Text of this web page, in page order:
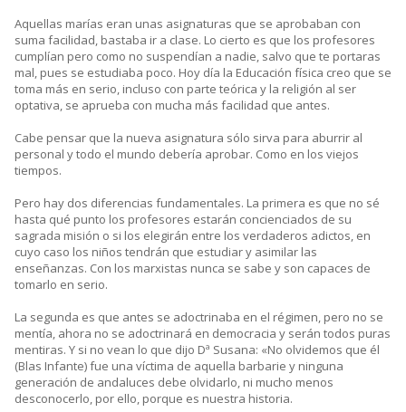
Aquellas marías eran unas asignaturas que se aprobaban con
suma facilidad, bastaba ir a clase. Lo cierto es que los profesores
cumplían pero como no suspendían a nadie, salvo que te portaras
mal, pues se estudiaba poco. Hoy día la Educación física creo que se
toma más en serio, incluso con parte teórica y la religión al ser
optativa, se aprueba con mucha más facilidad que antes.
Cabe pensar que la nueva asignatura sólo sirva para aburrir al
personal y todo el mundo debería aprobar. Como en los viejos
tiempos.
Pero hay dos diferencias fundamentales. La primera es que no sé
hasta qué punto los profesores estarán concienciados de su
sagrada misión o si los elegirán entre los verdaderos adictos, en
cuyo caso los niños tendrán que estudiar y asimilar las
enseñanzas. Con los marxistas nunca se sabe y son capaces de
tomarlo en serio.
La segunda es que antes se adoctrinaba en el régimen, pero no se
mentía, ahora no se adoctrinará en democracia y serán todos puras
mentiras. Y si no vean lo que dijo Dª Susana: «No olvidemos que él
(Blas Infante) fue una víctima de aquella barbarie y ninguna
generación de andaluces debe olvidarlo, ni mucho menos
desconocerlo, por ello, porque es nuestra historia.